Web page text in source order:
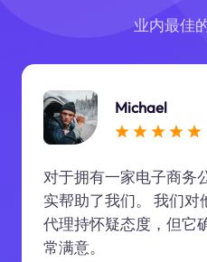
业内最佳
Michael
对于拥有一家电子商务
实帮助了我们。 我们对
代理持怀疑态度，但它
常满意。